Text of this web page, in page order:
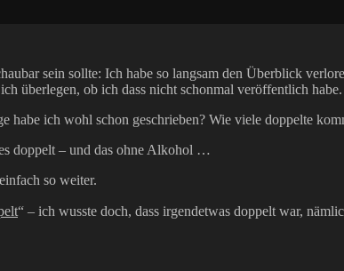
sein sollte: Ich habe so langsam den Überblick
überlegen, ob ich dass nicht schonmal veröffentlich habe.
habe ich wohl schon geschrieben? Wie viele doppelte
doppelt – und das ohne Alkohol …
so weiter.
“ – ich wusste doch, dass irgendetwas doppelt war,